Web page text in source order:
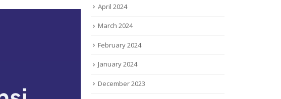
April 2024
March 2024
February 2024
January 2024
December 2023